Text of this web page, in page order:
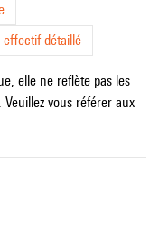
effectif détaillé
elle ne reflète pas les
vous référer aux